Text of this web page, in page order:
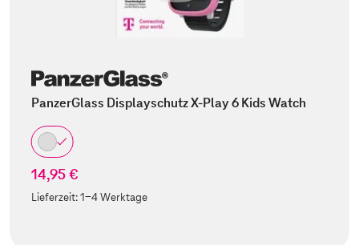
PanzerGlass Displayschutz X-Play 6 Kids Watch
14,95 €
Lieferzeit:1-4 Werktage